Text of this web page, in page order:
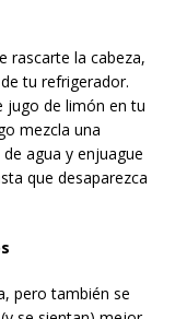
rascarte la cabeza,
tu refrigerador.
jugo de limón en tu
mezcla una
agua y enjuague
que desaparezca
pero también se